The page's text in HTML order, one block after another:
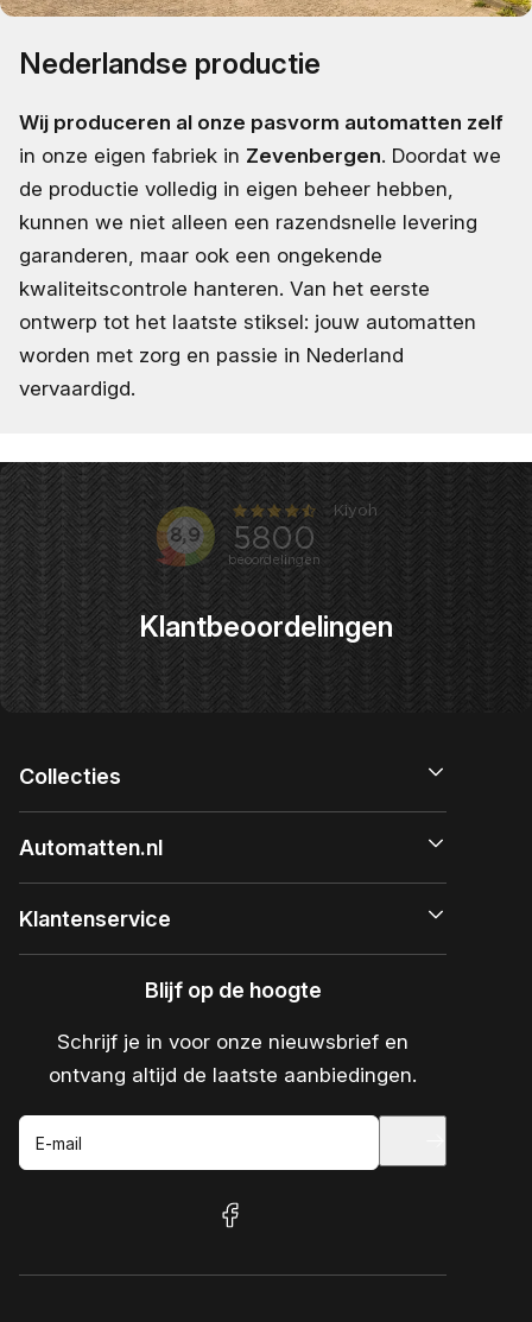
Nederlandse productie
Wij produceren al onze pasvorm automatten zelf
in onze eigen fabriek in Zevenbergen. Doordat we
de productie volledig in eigen beheer hebben,
kunnen we niet alleen een razendsnelle levering
garanderen, maar ook een ongekende
kwaliteitscontrole hanteren. Van het eerste
ontwerp tot het laatste stiksel: jouw automatten
worden met zorg en passie in Nederland
vervaardigd.
Klantbeoordelingen
Collecties
Automatten.nl
Klantenservice
Blijf op de hoogte
Schrijf je in voor onze nieuwsbrief en
ontvang altijd de laatste aanbiedingen.
E-mail
facebook